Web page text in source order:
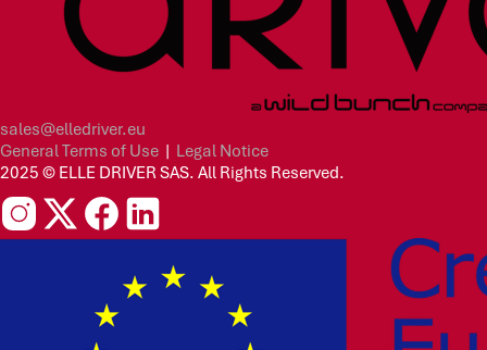
sales@elledriver.eu
General Terms of Use | Legal Notice
2025 © ELLE DRIVER SAS. All Rights Reserved.